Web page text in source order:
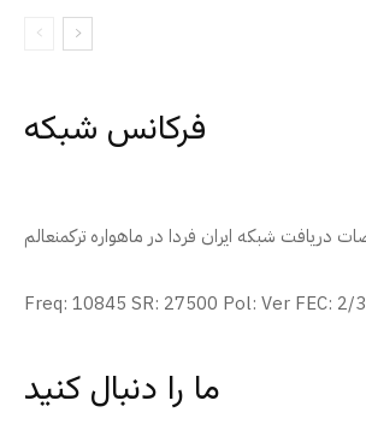
فرکانس شبکه
Freq: 10845 SR: 27500 Pol: Ver FEC: 2/3
ما را دنبال کنید